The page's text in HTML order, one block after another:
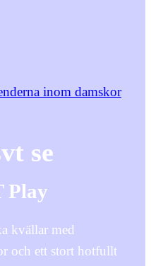
inom damskor
se
Play
kvällar med
och ett stort hotfullt